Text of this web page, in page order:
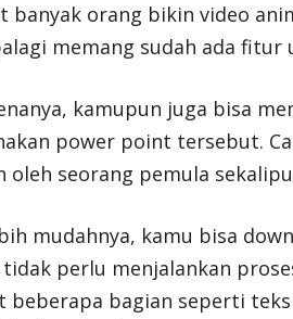
banyak orang bikin video
memang sudah ada
kamupun juga bisa
power point tersebut.
oleh seorang pemula
mudahnya, kamu bisa
perlu menjalankan
beberapa bagian seperti